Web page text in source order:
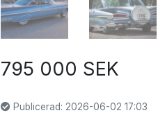
795 000 SEK
Publicerad: 2026-06-02 17:03